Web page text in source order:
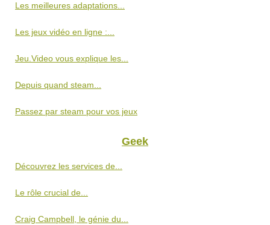
Les meilleures adaptations...
Les jeux vidéo en ligne :...
Jeu.Video vous explique les...
Depuis quand steam...
Passez par steam pour vos jeux
Geek
Découvrez les services de...
Le rôle crucial de...
Craig Campbell, le génie du...